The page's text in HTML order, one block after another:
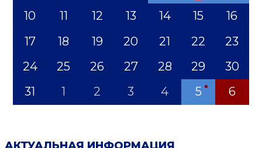
10
11 12 13 14 15
16
17
18 19 20 21 22
23
24
25 26 27 28 29
30
31
1 2 3 4 5 6